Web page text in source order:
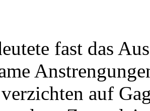
fast das
auf